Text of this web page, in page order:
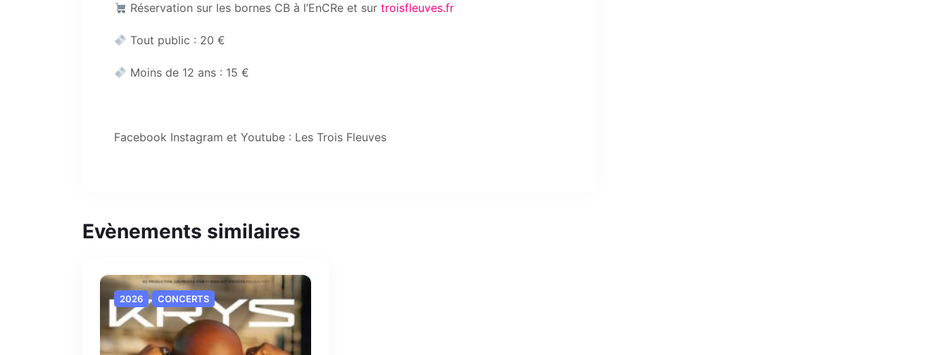
Réservation sur les bornes CB à l’EnCRe et surtroisfleuves.fr
Tout public : 20 €
Moins de 12 ans : 15 €
Facebook Instagram et Youtube : Les Trois Fleuves
Evènements similaires
2026 CONCERTS